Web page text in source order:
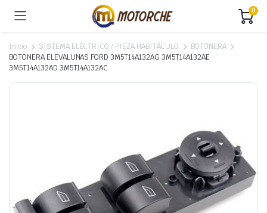
0
Inicio SISTEMA ELÉCTRICO / PIEZA HABITÁCULO
BOTONERA
BOTONERA ELEVALUNAS FORD 3M5T14A132AG 3M5T14A132AE
3M5T14A132AD 3M5T14A132AC